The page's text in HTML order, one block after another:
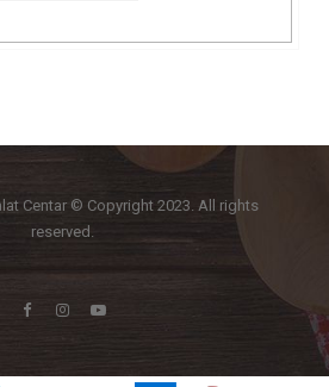
Centar © Copyright 2023. All rights
reserved.